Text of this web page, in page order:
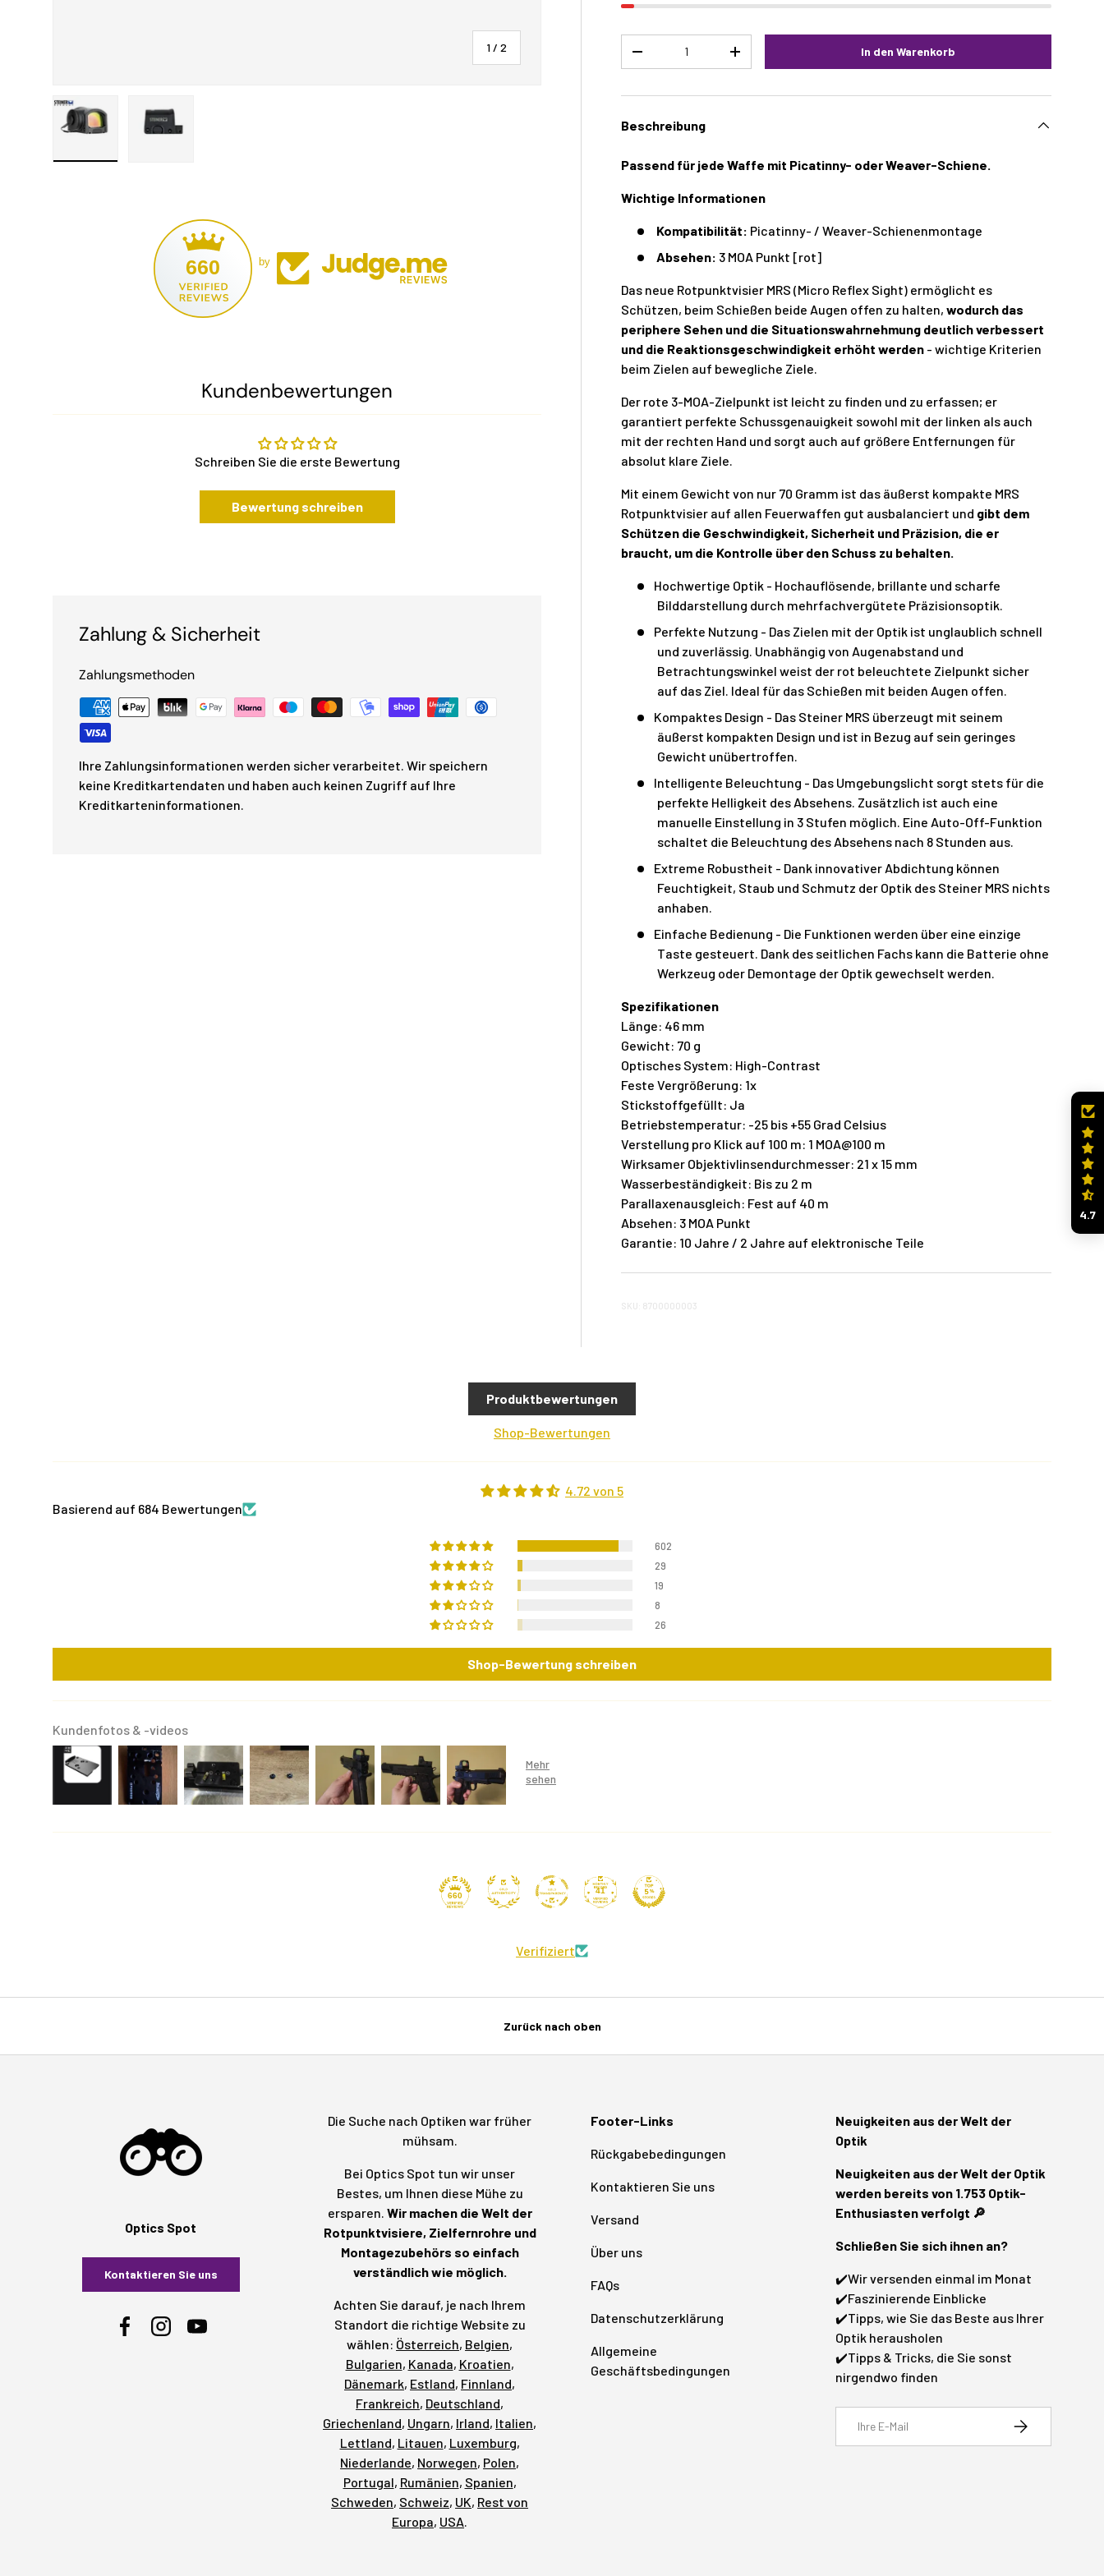
1 /von
2
-
+ In den Warenkorb
Beschreibung
Passend für jede Waffe mit Picatinny- oder Weaver-Schiene.
Wichtige Informationen
Kompatibilität: Picatinny- / Weaver-Schienenmontage
Absehen: 3 MOA Punkt [rot]
Das neue Rotpunktvisier MRS (Micro Reflex Sight) ermöglicht es
Schützen, beim Schießen beide Augen offen zu halten,wodurch das
periphere Sehen und die Situationswahrnehmung deutlich verbessert
und die Reaktionsgeschwindigkeit erhöht werden - wichtige Kriterien
beim Zielen auf bewegliche Ziele.
Der rote 3-MOA-Zielpunkt ist leicht zu finden und zu erfassen; er
garantiert perfekte Schussgenauigkeit sowohl mit der linken als auch
mit der rechten Hand und sorgt auch auf größere Entfernungen für
absolut klare Ziele.
Mit einem Gewicht von nur 70 Gramm ist das äußerst kompakte MRS
Rotpunktvisier auf allen Feuerwaffen gut ausbalanciert und gibt dem
Schützen die Geschwindigkeit, Sicherheit und Präzision, die er
braucht, um die Kontrolle über den Schuss zu behalten.
Hochwertige Optik - Hochauflösende, brillante und scharfe
Bilddarstellung durch mehrfachvergütete Präzisionsoptik.
Perfekte Nutzung - Das Zielen mit der Optik ist unglaublich schnell
und zuverlässig. Unabhängig von Augenabstand und
Betrachtungswinkel weist der rot beleuchtete Zielpunkt sicher
auf das Ziel. Ideal für das Schießen mit beiden Augen offen.
Kompaktes Design - Das Steiner MRS überzeugt mit seinem
äußerst kompakten Design und ist in Bezug auf sein geringes
Gewicht unübertroffen.
Intelligente Beleuchtung - Das Umgebungslicht sorgt stets für die
perfekte Helligkeit des Absehens. Zusätzlich ist auch eine
manuelle Einstellung in 3 Stufen möglich. Eine Auto-Off-Funktion
schaltet die Beleuchtung des Absehens nach 8 Stunden aus.
Extreme Robustheit - Dank innovativer Abdichtung können
Feuchtigkeit, Staub und Schmutz der Optik des Steiner MRS nichts
anhaben.
Einfache Bedienung - Die Funktionen werden über eine einzige
Taste gesteuert. Dank des seitlichen Fachs kann die Batterie ohne
Werkzeug oder Demontage der Optik gewechselt werden.
Spezifikationen
Länge: 46 mm
Gewicht: 70 g
Optisches System: High-Contrast
Feste Vergrößerung: 1x
Stickstoffgefüllt: Ja
Betriebstemperatur: -25 bis +55 Grad Celsius
Verstellung pro Klick auf 100 m: 1 MOA@100 m
Wirksamer Objektivlinsendurchmesser: 21 x 15 mm
Wasserbeständigkeit: Bis zu 2 m
Parallaxenausgleich: Fest auf 40 m
Absehen: 3 MOA Punkt
Garantie: 10 Jahre / 2 Jahre auf elektronische Teile
SKU: 8700000003
660 by
Kundenbewertungen
Schreiben Sie die erste Bewertung
Bewertung schreiben
Zahlung & Sicherheit
Zahlungsmethoden
Ihre Zahlungsinformationen werden sicher verarbeitet. Wir speichern
keine Kreditkartendaten und haben auch keinen Zugriff auf Ihre
Kreditkarteninformationen.
Produktbewertungen
Shop-Bewertungen
4.72 von 5
Basierend auf 684 Bewertungen
602
29
19
8
26
Shop-Bewertung schreiben
Kundenfotos & -videos
660
41
Verifiziert
Zurück nach oben
Optics Spot
Kontaktieren Sie uns
FacebookInstagramYouTube
Die Suche nach Optiken war früher
mühsam.
Bei Optics Spot tun wir unser
Bestes, um Ihnen diese Mühe zu
ersparen. Wir machen die Welt der
Rotpunktvisiere, Zielfernrohre und
Montagezubehörs so einfach
verständlich wie möglich.
Achten Sie darauf, je nach Ihrem
Standort die richtige Website zu
wählen: Österreich, Belgien,
Bulgarien, Kanada, Kroatien,
Dänemark, Estland, Finnland,
Frankreich, Deutschland,
Griechenland, Ungarn, Irland, Italien,
Lettland, Litauen, Luxemburg,
Niederlande, Norwegen, Polen,
Portugal, Rumänien, Spanien,
Schweden, Schweiz, UK, Rest von
Europa, USA.
Footer-Links
Rückgabebedingungen
Kontaktieren Sie uns
Versand
Über uns
FAQs
Datenschutzerklärung
Allgemeine
Geschäftsbedingungen
Neuigkeiten aus der Welt der
Optik
Neuigkeiten aus der Welt der Optik
werden bereits von 1.753 Optik-
Enthusiasten verfolgt 🔎
Schließen Sie sich ihnen an?
✔️Wir versenden einmal im Monat
✔️Faszinierende Einblicke
✔️Tipps, wie Sie das Beste aus Ihrer
Optik herausholen
✔️Tipps & Tricks, die Sie sonst
nirgendwo finden
Abonnieren
4.7